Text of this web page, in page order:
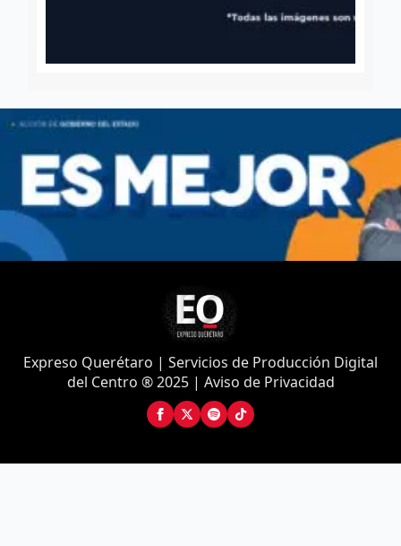
Expreso Querétaro | Servicios de Producción Digital
del Centro ® 2025 | Aviso de Privacidad